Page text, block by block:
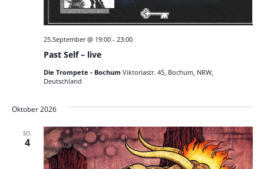
Past Self – live
25.September @ 19:00- 23:00
Die Trompete - Bochum Viktoriastr. 45, Bochum, NRW,
Deutschland
Oktober 2026
SO.
4